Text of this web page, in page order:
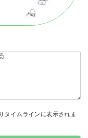
タイムラインに表示されま